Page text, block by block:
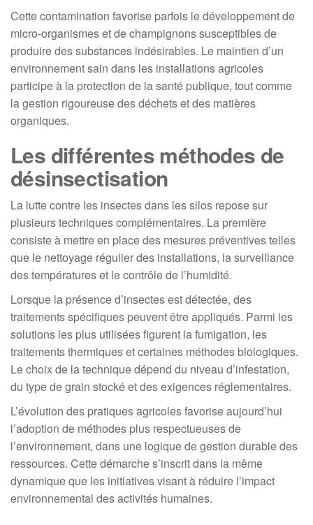
Cette contamination favorise parfois le développement de
micro-organismes et de champignons susceptibles de
produire des substances indésirables. Le maintien d’un
environnement sain dans les installations agricoles
participe à la protection de la santé publique, tout comme
la gestion rigoureuse des déchets et des matières
organiques.
Les différentes méthodes de
désinsectisation
La lutte contre les insectes dans les silos repose sur
plusieurs techniques complémentaires. La première
consiste à mettre en place des mesures préventives telles
que le nettoyage régulier des installations, la surveillance
des températures et le contrôle de l’humidité.
Lorsque la présence d’insectes est détectée, des
traitements spécifiques peuvent être appliqués. Parmi les
solutions les plus utilisées figurent la fumigation, les
traitements thermiques et certaines méthodes biologiques.
Le choix de la technique dépend du niveau d’infestation,
du type de grain stocké et des exigences réglementaires.
L’évolution des pratiques agricoles favorise aujourd’hui
l’adoption de méthodes plus respectueuses de
l’environnement, dans une logique de gestion durable des
ressources. Cette démarche s’inscrit dans la même
dynamique que les initiatives visant à réduire l’impact
environnemental des activités humaines.